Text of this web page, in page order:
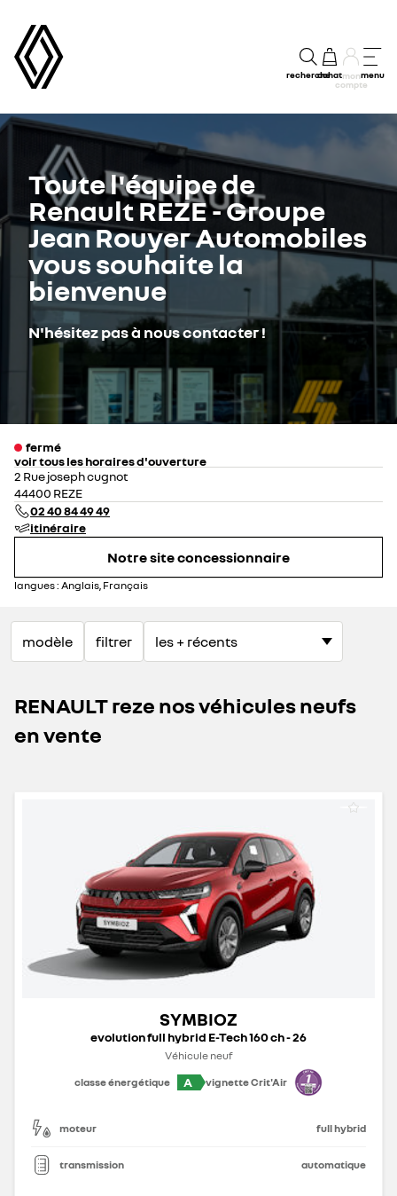
rechercheachatmon
compte
menu
Toute l'équipe de
Renault REZE - Groupe
Jean Rouyer Automobiles
vous souhaite la
bienvenue
N'hésitez pas à nous contacter !
fermé
voir tous les horaires d'ouverture
lundi
mardi
mercredi
jeudi
vendredi
08:30 - 12:3014:00 - 19:00
09:00 - 12:00
dimanche
fermé
2 Rue joseph cugnot
44400 REZE
02 40 84 49 49
itinéraire
Notre site concessionnaire
langues : Anglais, Français
modèle filtrer
RENAULT reze nos véhicules neufs
en vente
SYMBIOZ
evolution full hybrid E-Tech 160 ch - 26
Véhicule neuf
classe énergétique
A vignette Crit'Air
moteur full hybrid
transmission automatique